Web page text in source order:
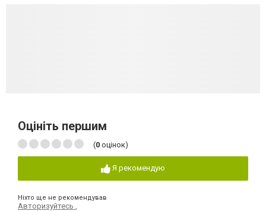
Оцініть першим
(0 оцінок)
Я рекомендую
Ніхто ще не рекомендував
Авторизуйтесь